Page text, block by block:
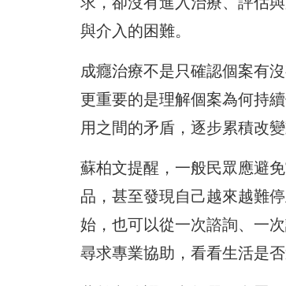
與介入的困難。
成癮治療不是只確認個案有
更重要的是理解個案為何持
用之間的矛盾，逐步累積改變
蘇柏文提醒，一般民眾應避
品，甚至發現自己越來越難
始，也可以從一次諮詢、一
尋求專業協助，看看生活是否